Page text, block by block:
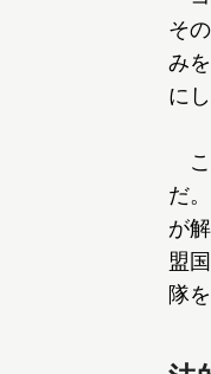
そ
み
に
こ
だ
が
盟
隊